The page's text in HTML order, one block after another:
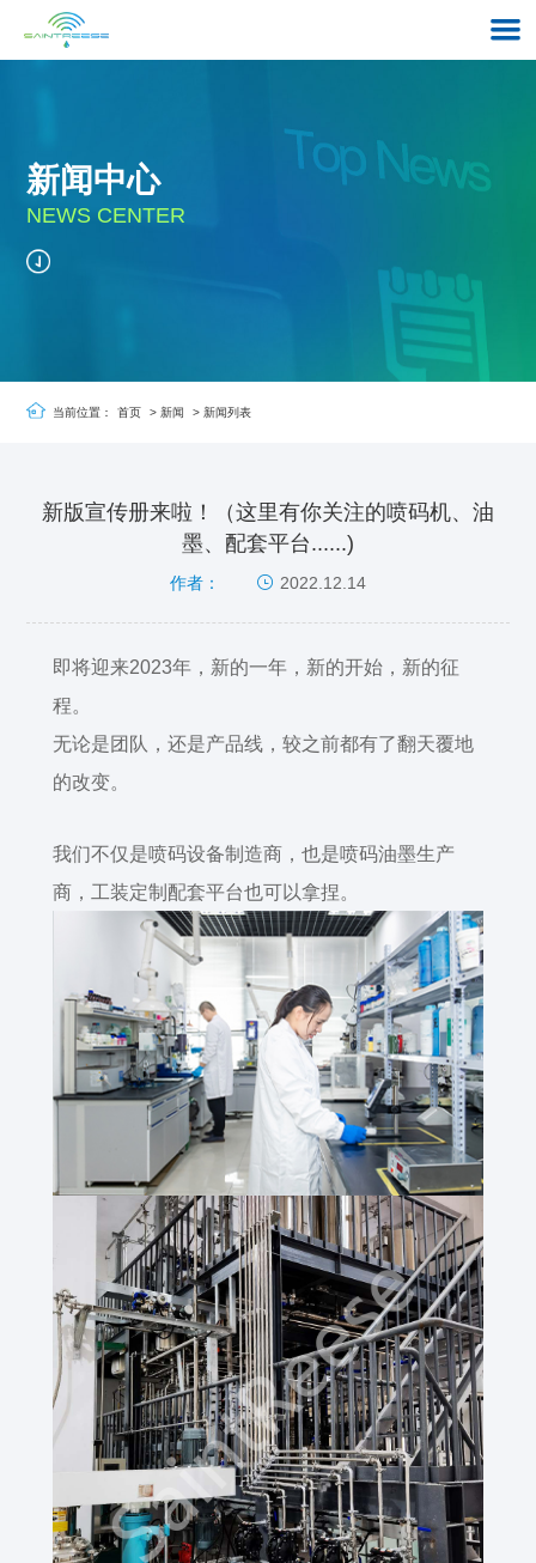
新闻中心
NEWS CENTER
当前位置： 首页 > 新闻 > 新闻列表
新版宣传册来啦！（这里有你关注的喷码机、油
墨、配套平台......)
作者： 2022.12.14
即将迎来2023年，新的一年，新的开始，新的征
程。
无论是团队，还是产品线，较之前都有了翻天覆地
的改变。
我们不仅是喷码设备制造商，也是喷码油墨生产
商，工装定制配套平台也可以拿捏。